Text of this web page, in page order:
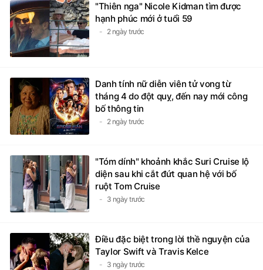
"Thiên nga" Nicole Kidman tìm được
hạnh phúc mới ở tuổi 59
2 ngày trước
Danh tính nữ diễn viên tử vong từ
tháng 4 do đột quỵ, đến nay mới công
bố thông tin
2 ngày trước
"Tóm dính" khoảnh khắc Suri Cruise lộ
diện sau khi cắt đứt quan hệ với bố
ruột Tom Cruise
3 ngày trước
Điều đặc biệt trong lời thề nguyện của
Taylor Swift và Travis Kelce
3 ngày trước